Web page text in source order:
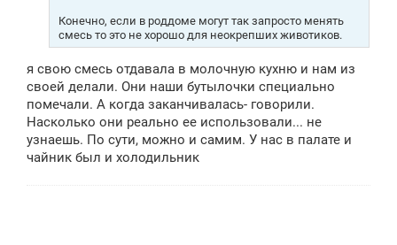
Конечно, если в роддоме могут так запросто менять
смесь то это не хорошо для неокрепших животиков.
я свою смесь отдавала в молочную кухню и нам из
своей делали. Они наши бутылочки специально
помечали. А когда заканчивалась- говорили.
Насколько они реально ее использовали... не
узнаешь. По сути, можно и самим. У нас в палате и
чайник был и холодильник